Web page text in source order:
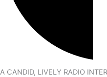
A CANDID, LIVELY RADIO